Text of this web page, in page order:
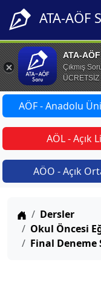
ATA-AÖF
ATA-
Çıkmış
AÖF - Anadolu
AÖL - Açık
AÖO - Açık
Anasayfa
Dersler
Okul Öncesi
Final Deneme